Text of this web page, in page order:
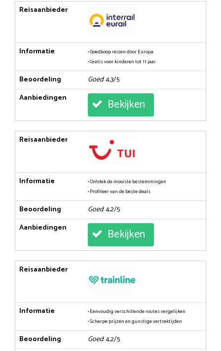
Reisaanbieder
Informatie
• Goedkoop reizen door Europa
• Gratis voor kinderen tot 11 jaar
Beoordeling Goed: 4,3/5
Aanbiedingen
Bekijken
Reisaanbieder
Informatie
• Ontdek de mooiste bestemmingen
• Profiteer van de beste deals
Beoordeling Goed: 4,2/5
Aanbiedingen
Bekijken
Reisaanbieder
Informatie
• Eenvoudig verschillende routes vergelijken
• Scherpe prijzen en gunstige vertrektijden
Beoordeling Goed: 4,2/5